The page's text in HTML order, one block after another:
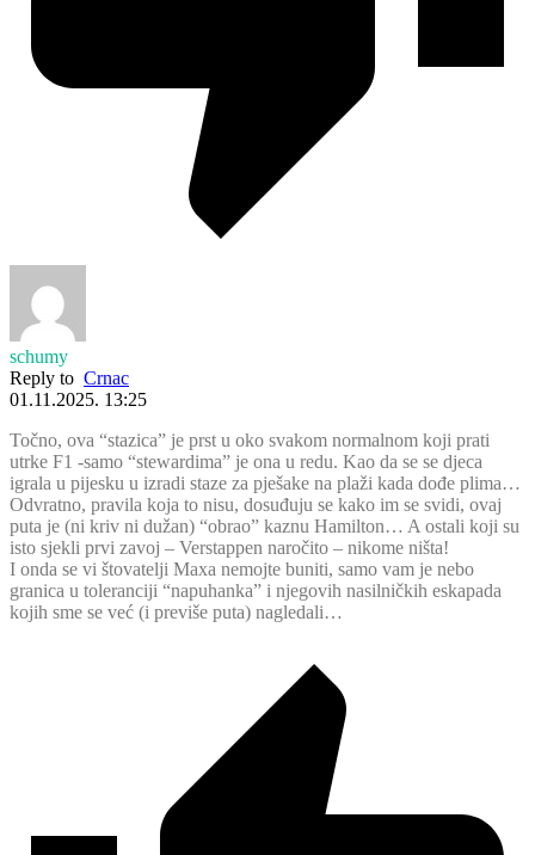
schumy
Reply to Crnac
01.11.2025. 13:25
Točno, ova “stazica” je prst u oko svakom normalnom koji prati
utrke F1 -samo “stewardima” je ona u redu. Kao da se se djeca
igrala u pijesku u izradi staze za pješake na plaži kada dođe plima…
Odvratno, pravila koja to nisu, dosuđuju se kako im se svidi, ovaj
puta je (ni kriv ni dužan) “obrao” kaznu Hamilton… A ostali koji su
isto sjekli prvi zavoj – Verstappen naročito – nikome ništa!
I onda se vi štovatelji Maxa nemojte buniti, samo vam je nebo
granica u toleranciji “napuhanka” i njegovih nasilničkih eskapada
kojih sme se već (i previše puta) nagledali…